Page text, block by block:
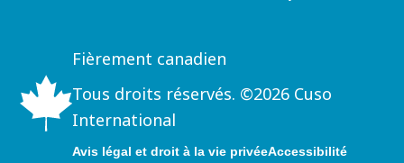
Fièrement canadien
Tous droits réservés. ©2026 Cuso
International
Avis légal et droit à la vie privéeAccessibilité